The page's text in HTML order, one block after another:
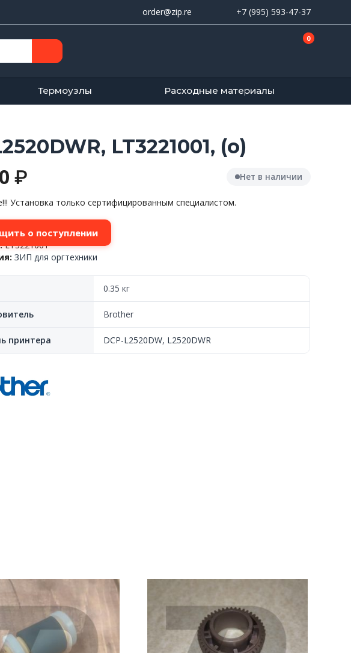
order@zip.re +7 (995) 593-47-37
0
Термоузлы Расходные материалы
LT3221001, (о)
₽
Установка только сертифицированным специалистом.
Нет в наличии
о поступлении
LT3221001
ЗИП для оргтехники
0.35 кг
Brother
принтера DCP-L2520DW, L2520DWR